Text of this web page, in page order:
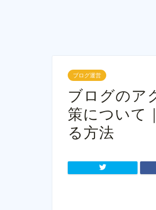
ブログ運営
ブログのア
策について
る方法